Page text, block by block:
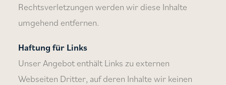
Rechtsverletzungen werden wir diese Inhalte
umgehend entfernen.
Haftung für Links
Unser Angebot enthält Links zu externen
Webseiten Dritter, auf deren Inhalte wir keinen